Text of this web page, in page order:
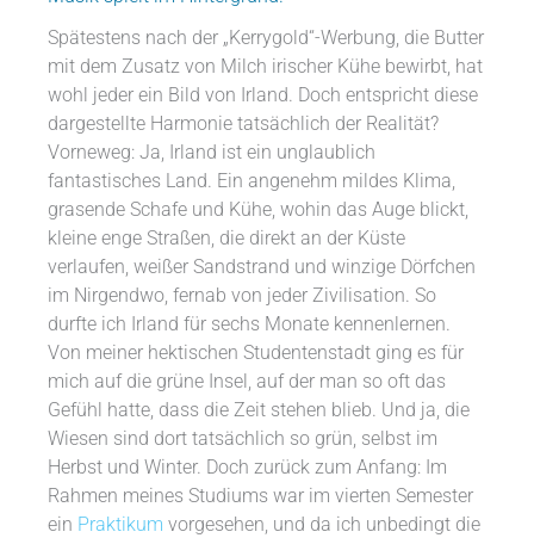
Spätestens nach der „Kerrygold“-Werbung, die Butter
mit dem Zusatz von Milch irischer Kühe bewirbt, hat
wohl jeder ein Bild von Irland. Doch entspricht diese
dargestellte Harmonie tatsächlich der Realität?
Vorneweg: Ja, Irland ist ein unglaublich
fantastisches Land. Ein angenehm mildes Klima,
grasende Schafe und Kühe, wohin das Auge blickt,
kleine enge Straßen, die direkt an der Küste
verlaufen, weißer Sandstrand und winzige Dörfchen
im Nirgendwo, fernab von jeder Zivilisation. So
durfte ich Irland für sechs Monate kennenlernen.
Von meiner hektischen Studentenstadt ging es für
mich auf die grüne Insel, auf der man so oft das
Gefühl hatte, dass die Zeit stehen blieb. Und ja, die
Wiesen sind dort tatsächlich so grün, selbst im
Herbst und Winter. Doch zurück zum Anfang: Im
Rahmen meines Studiums war im vierten Semester
ein Praktikum vorgesehen, und da ich unbedingt die